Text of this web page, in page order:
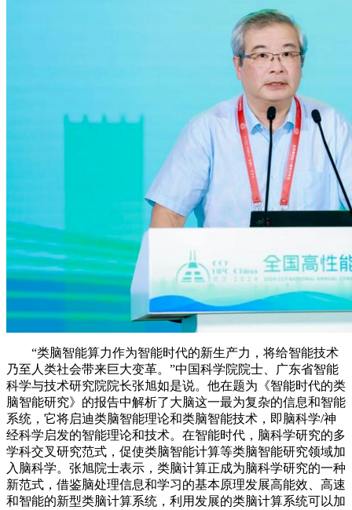
“类脑智能算力作为智能时代的新生产力，将给智能技术
乃至人类社会带来巨大变革。”中国科学院院士、广东省智能
科学与技术研究院院长张旭如是说。他在题为《智能时代的类
脑智能研究》的报告中解析了大脑这一最为复杂的信息和智能
系统，它将启迪类脑智能理论和类脑智能技术，即脑科学/神
经科学启发的智能理论和技术。在智能时代，脑科学研究的多
学科交叉研究范式，促使类脑智能计算等类脑智能研究领域加
入脑科学。张旭院士表示，类脑计算正成为脑科学研究的一种
新范式，借鉴脑处理信息和学习的基本原理发展高能效、高速
和智能的新型类脑计算系统，利用发展的类脑计算系统可以加